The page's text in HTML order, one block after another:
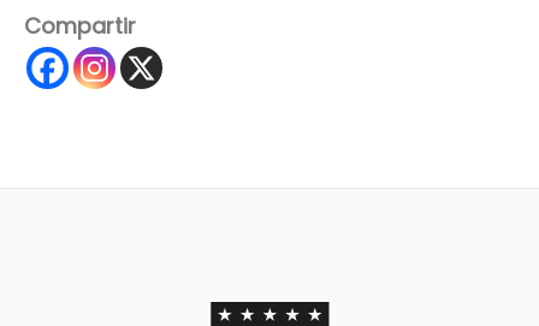
Compartir